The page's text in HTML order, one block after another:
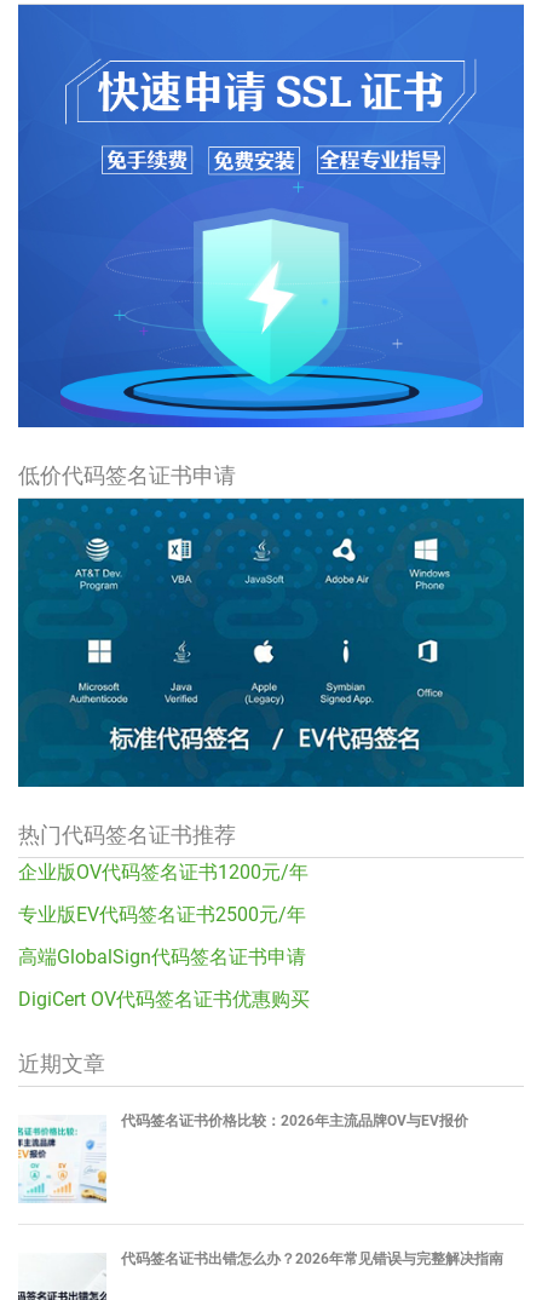
低价代码签名证书申请
热门代码签名证书推荐
企业版OV代码签名证书1200元/年
专业版EV代码签名证书2500元/年
高端GlobalSign代码签名证书申请
DigiCert OV代码签名证书优惠购买
近期文章
代码签名证书价格比较：2026年主流品牌OV与EV报价
代码签名证书出错怎么办？2026年常见错误与完整解决指南